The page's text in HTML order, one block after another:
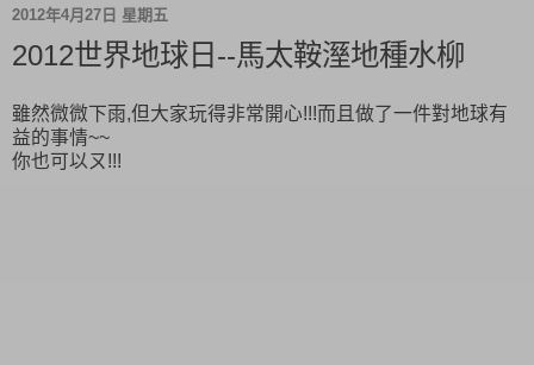
2012年4月27日 星期五
2012世界地球日--馬太鞍溼地種水柳
雖然微微下雨,但大家玩得非常開心!!!而且做了一件對地球有
益的事情~~
你也可以ㄡ!!!